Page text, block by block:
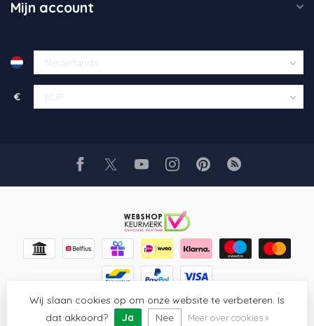
Mijn account
€
© Copyright 2026 Glaskunst Art- Powered byLightspeed-
Lightspeed designbyDyvelopment
Wij slaan cookies op om onze website te verbeteren. Is
dat akkoord?
Ja Nee Meer over cookies »